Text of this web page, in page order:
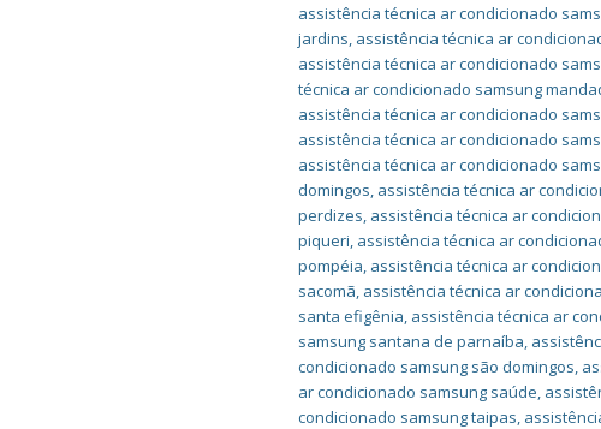
assistência técnica ar condicionado
jardins, assistência técnica ar
assistência técnica ar condicionado
técnica ar condicionado samsung
assistência técnica ar condicionado
assistência técnica ar condicionado
assistência técnica ar condicionado
domingos, assistência técnica ar
perdizes, assistência técnica ar
piqueri, assistência técnica ar
pompéia, assistência técnica ar
sacomã, assistência técnica ar
santa efigênia, assistência técnica ar
samsung santana de parnaíba,
condicionado samsung são domingos,
ar condicionado samsung saúde,
condicionado samsung taipas,